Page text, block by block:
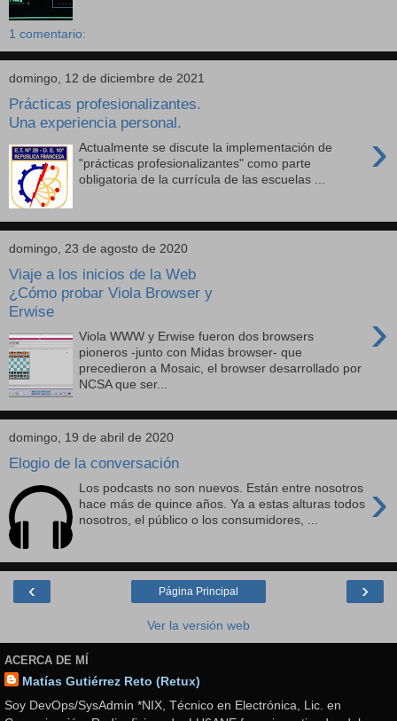
1 comentario:
domingo, 12 de diciembre de 2021
Prácticas profesionalizantes.
Una experiencia personal.
›
Actualmente se discute la implementación de
"prácticas profesionalizantes" como parte
obligatoria de la currícula de las escuelas ...
domingo, 23 de agosto de 2020
Viaje a los inicios de la Web
¿Cómo probar Viola Browser y
Erwise
›
Viola WWW y Erwise fueron dos browsers
pioneros -junto con Midas browser- que
precedieron a Mosaic, el browser desarrollado por
NCSA que ser...
domingo, 19 de abril de 2020
Elogio de la conversación
›
Los podcasts no son nuevos. Están entre nosotros
hace más de quince años. Ya a estas alturas todos
nosotros, el público o los consumidores, ...
‹ ›
Página Principal
Ver la versión web
ACERCA DE MÍ
Matías Gutiérrez Reto (Retux)
Soy DevOps/SysAdmin *NIX, Técnico en Electrónica, Lic. en